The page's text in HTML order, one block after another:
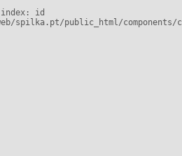
id
spilka.pt/public_html/